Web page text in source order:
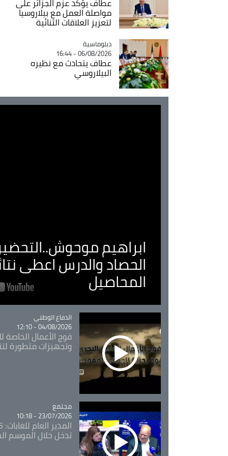
مواصلة العمل مع بيلاروسيا
لتعزيز العلاقات الثنائية
Catégorie
دبلوماسية
06/08/2026 - 16:44
عطاف يتحادث مع نظيره
البيلاروسي
ابراهيم
الحصاد والدرس اعطى
المحاصيل
Catégorie
الدفاع الوطني
04/08/2026 - 12:10
فوج الأعمال الخاصة
وتجهيزات متطورة
Catégorie
مجتمع
23/07/2026 - 10:18
تدخل خلال الموسم